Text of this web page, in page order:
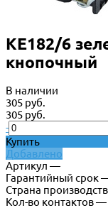
КЕ182/6
кнопочный
В наличии
305 руб.
305 руб.
-
Купить
Добавлено
Артикул —
Гарантийный срок
Страна
Кол-во контактов